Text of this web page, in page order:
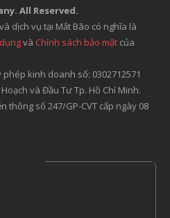
All Reserved.
dịch vụ tại Mắt Bão có nghĩa là
và Chính sách bảo mật của
kinh doanh số: 0302712571
và Đầu Tư Tp. Hồ Chí Minh.
thông số 247/GP-CVT cấp ngày 08